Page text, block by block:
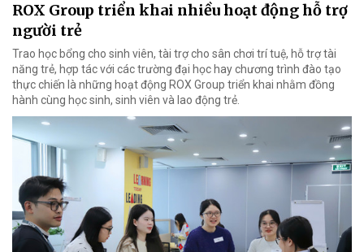
ROX Group triển khai nhiều hoạt động hỗ trợ
người trẻ
Trao học bổng cho sinh viên, tài trợ cho sân chơi trí tuệ, hỗ trợ tài
năng trẻ, hợp tác với các trường đại học hay chương trình đào tạo
thực chiến là những hoạt động ROX Group triển khai nhằm đồng
hành cùng học sinh, sinh viên và lao động trẻ.